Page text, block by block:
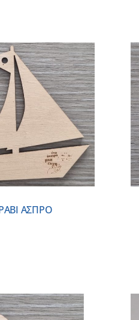
ΑΣΠΡΟ
ΣΤΟ ΚΑΛΑΘΙ
ΛΕΠΤΟΜΕΡΕΙΕΣ